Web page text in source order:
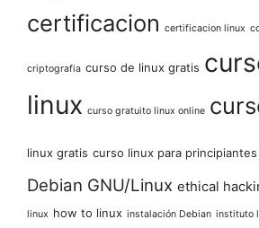
certificacion certificacion linux
criptografia curso de linux gratis
linux curso gratuito linux online
linux gratis curso linux para principiantes
Debian GNU/Linux ethical
linux how to linux instalación Debian instituto